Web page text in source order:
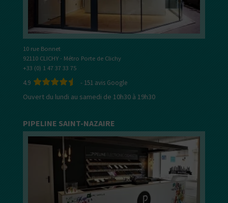
10 rue Bonnet
92110 CLICHY - Métro Porte de Clichy
+33 (0) 1 47 37 33 75
4.9 - 151 avis Google
Ouvert du lundi au samedi de 10h30 à 19h30
PIPELINE SAINT-NAZAIRE